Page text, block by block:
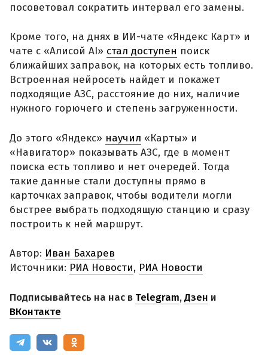
посоветовал сократить интервал его замены.
Кроме того, на днях в ИИ-чате «Яндекс Карт» и
чате с «Алисой AI» стал доступен поиск
ближайших заправок, на которых есть топливо.
Встроенная нейросеть найдет и покажет
подходящие АЗС, расстояние до них, наличие
нужного горючего и степень загруженности.
До этого «Яндекс» научил «Карты» и
«Навигатор» показывать АЗС, где в момент
поиска есть топливо и нет очередей. Тогда
такие данные стали доступны прямо в
карточках заправок, чтобы водители могли
быстрее выбрать подходящую станцию и сразу
построить к ней маршрут.
Автор: Иван Бахарев
Источники: РИА Новости, РИА Новости
Подписывайтесь на нас в Telegram,Дзен и
ВКонтакте